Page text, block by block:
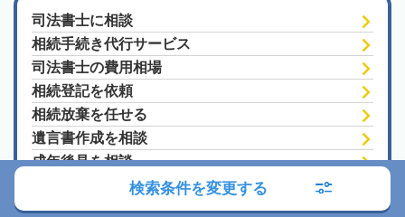
司法書士に相談
相続手続き代行サービス
司法書士の費用相場
相続登記を依頼
相続放棄を任せる
遺言書作成を相談
成年後見を相談
家族信託を相談
家族信託の相談先
検索条件を変更する